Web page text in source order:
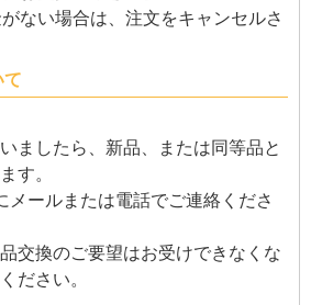
ない場合は、注文をキャンセルさ
て
ましたら、新品、または同等品と
す。
メールまたは電話でご連絡くださ
交換のご要望はお受けできなくな
ださい。